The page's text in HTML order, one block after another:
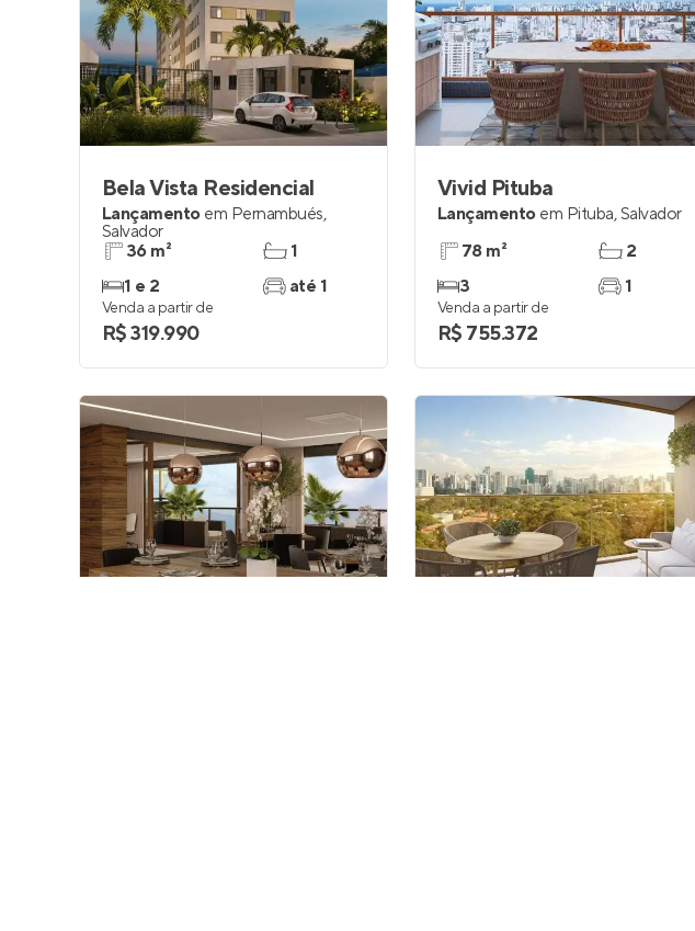
Bela Vista Residencial
Lançamento em Pernambués,
Salvador
36 m²
1 e 2
1
até 1
Venda a partir de
R$ 319.990
Vivid Pituba
Lançamento em Pituba,Salvador
78 m²
3
2
1
Venda a partir de
R$ 755.372